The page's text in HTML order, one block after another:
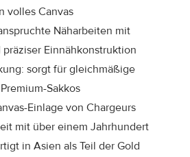
volles Canvas
Näharbeiten mit
Einnähkonstruktion
sorgt für gleichmäßige
Sakkos
Einlage von Chargeurs
mit über einem Jahrhundert
in Asien als Teil der Gold